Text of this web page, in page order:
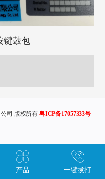
键鼓包
司 版权所有 粤ICP备17057333号
产品 一键拔打